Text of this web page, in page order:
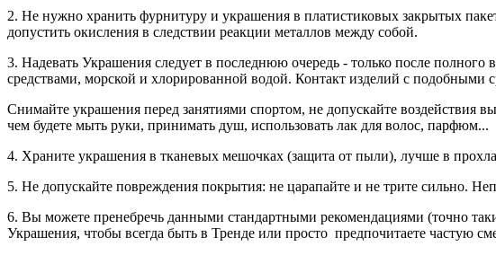
2. Не нужно хранить фурнитуру и украшения в платистиковых закрытых
допустить окисления в следствии реакции металлов между собой.
3. Надевать Украшения следует в последнюю очередь - только после полного
средствами, морской и хлорированной водой. Контакт изделий с подобными
Снимайте украшения перед занятиями спортом, не допускайте воздействия
чем будете мыть руки, принимать душ, использовать лак для волос, парфюм...
4. Храните украшения в тканевых мешочках (защита от пыли), лучше в
5. Не допускайте повреждения покрытия: не царапайте и не трите сильно.
6. Вы можете пренебречь данными стандартными рекомендациями (точно
Украшения, чтобы всегда быть в Тренде или просто предпочитаете частую